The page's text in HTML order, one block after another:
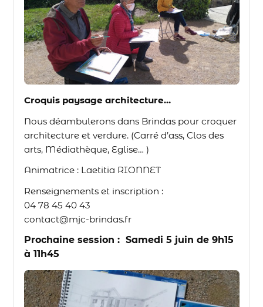
Croquis paysage architecture…
Nous déambulerons dans Brindas pour croquer
architecture et verdure. (Carré d’ass, Clos des
arts, Médiathèque, Eglise… )
Animatrice : Laetitia RIONNET
Renseignements et inscription :
04 78 45 40 43
contact@mjc-brindas.fr
Prochaine session : Samedi 5 juin de 9h15
à 11h45